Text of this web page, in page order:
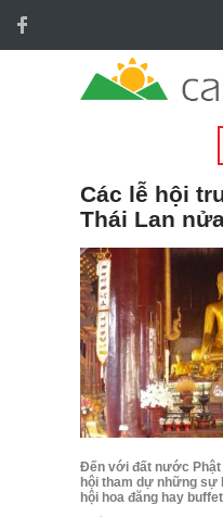
Các lễ hội
Thái Lan
Đến với đất nước Phật
hội tham dự những sự
hội hoa đăng hay